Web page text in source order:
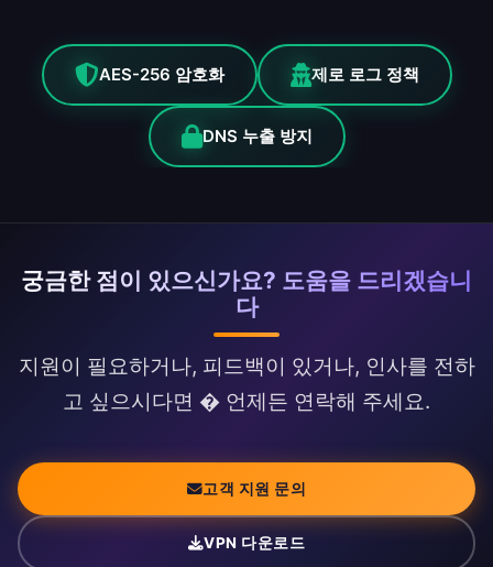
AES-256 암호화 제로 로그 정책
DNS 누출 방지
궁금한 점이 있으신가요? 도움을 드리겠습니
다
지원이 필요하거나, 피드백이 있거나, 인사를 전하
고 싶으시다면 � 언제든 연락해 주세요.
고객 지원 문의
VPN 다운로드